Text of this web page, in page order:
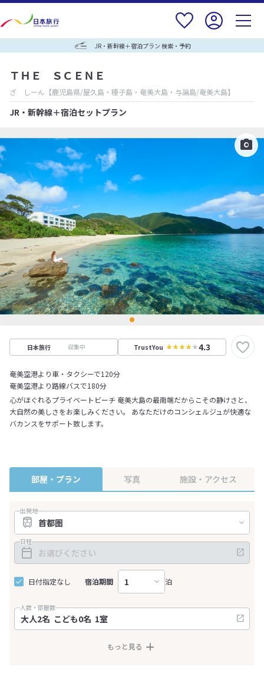
JR・新幹線＋宿泊プラン 検索・予約
ＴＨＥ ＳＣＥＮＥ
ざ しーん 【鹿児島県/屋久島・種子島・奄美大島・与論島/奄美大島】
JR・新幹線＋宿泊セットプラン
日本旅行 収集中 TrustYou 4.3
奄美空港より車・タクシーで120分
奄美空港より路線バスで180分
心がほぐれるプライベートビーチ 奄美大島の最南端だからこその静けさと、
大自然の美しさをお楽しみください。 あなただけのコンシェルジュが快適な
バカンスをサポート致します。
部屋・プラン 写真 施設・アクセス
出発地
日程
日付指定なし 宿泊期間 泊
人数・部屋数
もっと見る